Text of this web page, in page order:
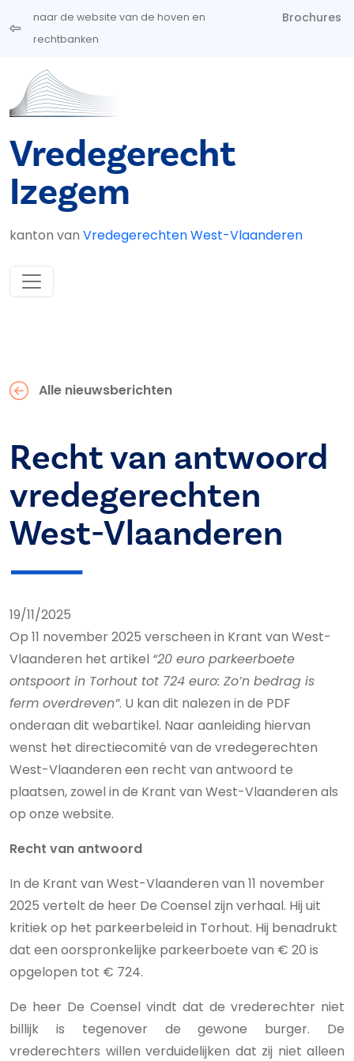
Overslaan en naar de inhoud gaan
naar de website van de hoven en
rechtbanken
Brochures
Vredegerecht
Izegem
kanton van Vredegerechten West-Vlaanderen
Alle nieuwsberichten
Recht van antwoord
vredegerechten
West-Vlaanderen
19/11/2025
Op 11 november 2025 verscheen in Krant van West-
Vlaanderen het artikel “20 euro parkeerboete
ontspoort in Torhout tot 724 euro: Zo’n bedrag is
ferm overdreven”. U kan dit nalezen in de PDF
onderaan dit webartikel. Naar aanleiding hiervan
wenst het directiecomité van de vredegerechten
West-Vlaanderen een recht van antwoord te
plaatsen, zowel in de Krant van West-Vlaanderen als
op onze website.
Recht van antwoord
In de Krant van West-Vlaanderen van 11 november
2025 vertelt de heer De Coensel zijn verhaal. Hij uit
kritiek op het parkeerbeleid in Torhout. Hij benadrukt
dat een oorspronkelijke parkeerboete van € 20 is
opgelopen tot € 724.
De heer De Coensel vindt dat de vrederechter niet
billijk is tegenover de gewone burger. De
vrederechters willen verduidelijken dat zij niet alleen